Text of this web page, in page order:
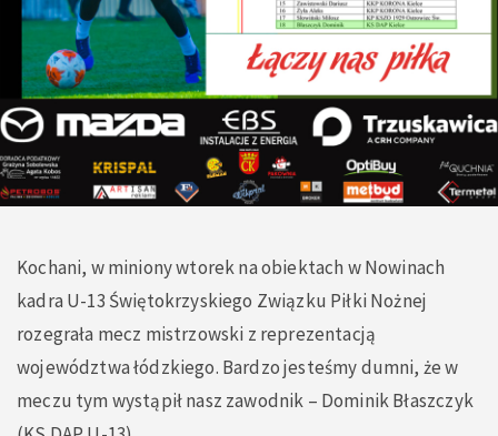
Kochani, w miniony wtorek na obiektach w Nowinach
kadra U-13 Świętokrzyskiego Związku Piłki Nożnej
rozegrała mecz mistrzowski z reprezentacją
województwa łódzkiego. Bardzo jesteśmy dumni, że w
meczu tym wystąpił nasz zawodnik – Dominik Błaszczyk